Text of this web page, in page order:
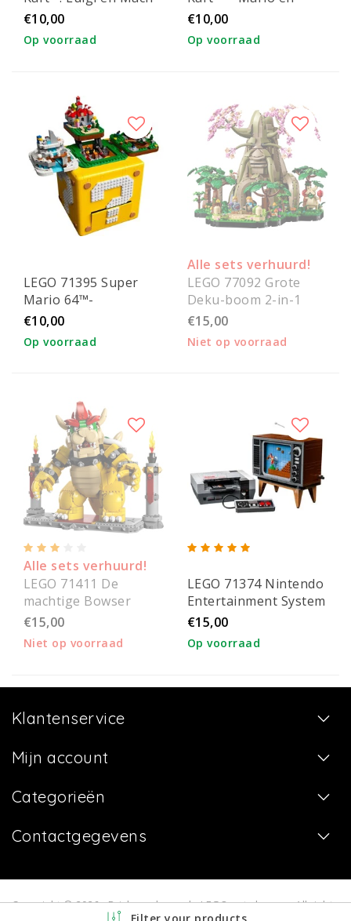
8
€10,00
Op voorraad
standaardkart
€10,00
Op voorraad
LEGO 71395 Super
Mario 64™-
vraagtekenblok
€10,00
Op voorraad
Alle sets verhuurd!
LEGO 77092 Grote
Deku-boom 2-in-1
€15,00
Niet op voorraad
Alle sets verhuurd!
LEGO 71411 De
machtige Bowser
€15,00
Niet op voorraad
LEGO 71374 Nintendo
Entertainment System
€15,00
Op voorraad
Klantenservice
Mijn account
Categorieën
Contactgegevens
Copyright © 2026 - Bricksverhuur.nl - LEGO sets huren - All rights